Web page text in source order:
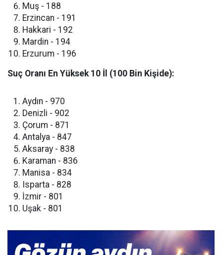
​Muş - 188
​Erzincan - 191
​Hakkari - 192
​Mardin - 194
​Erzurum - 196
Suç Oranı En Yüksek 10 İl (100 Bin Kişide):
​Aydın - 970
​Denizli - 902
​Çorum - 871
​Antalya - 847
​Aksaray - 838
​Karaman - 836
​Manisa - 834
​Isparta - 828
​İzmir - 801
​Uşak - 801